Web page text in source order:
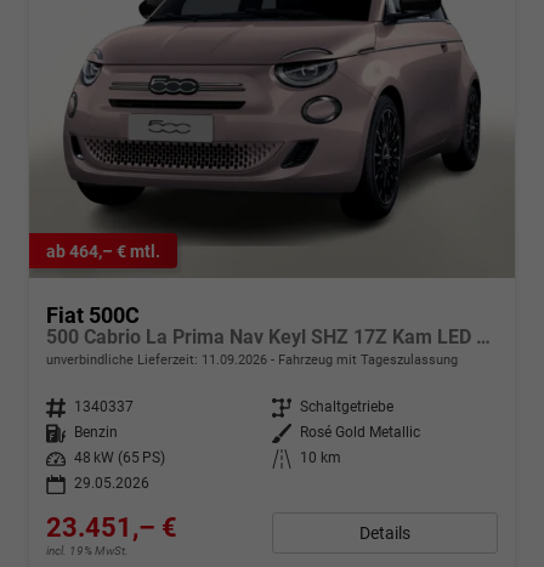
ab 464,– € mtl.
Fiat 500C
500 Cabrio La Prima Nav Keyl SHZ 17Z Kam LED Car
unverbindliche Lieferzeit: 11.09.2026 Fahrzeug mit Tageszulassung
Fahrzeugnr. 1340337 Getriebe Schaltgetriebe
Kraftstoff
Benzin Außenfarbe
Rosé Gold Metallic
Leistung
48 kW (65 PS) Kilometerstand
10 km
29.05.2026
23.451,– €
incl. 19% MwSt.
Details